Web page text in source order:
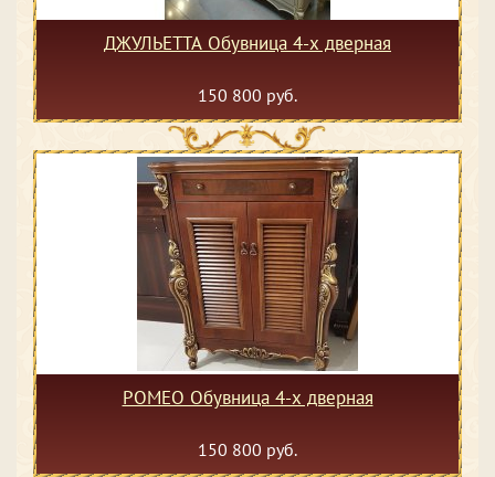
ДЖУЛЬЕТТА Обувница 4-х дверная
150 800 руб.
РОМЕО Обувница 4-х дверная
150 800 руб.